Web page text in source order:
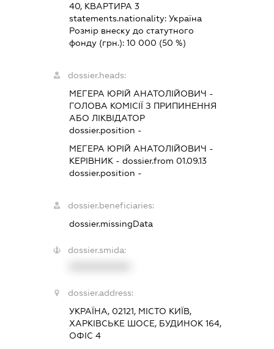
40, КВАРТИРА 3
statements.nationality:Україна
Розмір внеску до статутного
фонду (грн.):10 000 (50 %)
dossier.heads:
МЕГЕРА ЮРІЙ АНАТОЛІЙОВИЧ -
ГОЛОВА КОМІСІЇ З ПРИПИНЕННЯ
АБО ЛІКВІДАТОР
dossier.position -
МЕГЕРА ЮРІЙ АНАТОЛІЙОВИЧ -
КЕРІВНИК - dossier.from 01.09.13
dossier.position -
dossier.beneficiaries:
dossier.missingData
dossier.smida:
dossier.address:
УКРАЇНА, 02121, МІСТО КИЇВ,
ХАРКІВСЬКЕ ШОСЕ, БУДИНОК 164,
ОФІС 4